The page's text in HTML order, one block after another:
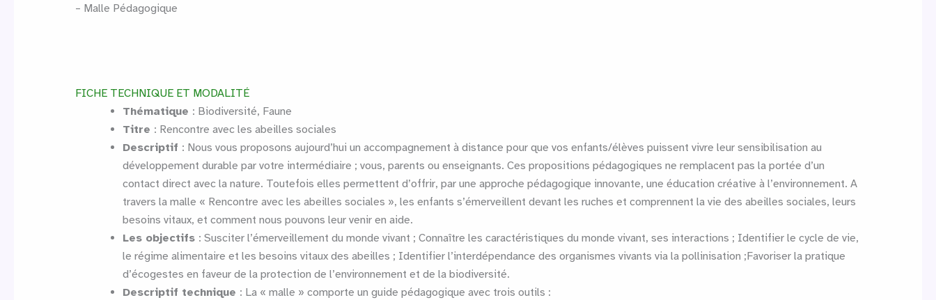
– Malle Pédagogique
FICHE TECHNIQUE ET MODALITÉ
Thématique : Biodiversité, Faune
Titre : Rencontre avec les abeilles sociales
Descriptif : Nous vous proposons aujourd’hui un accompagnement à distance pour que vos enfants/élèves puissent vivre leur sensibilisation au
développement durable par votre intermédiaire ; vous, parents ou enseignants. Ces propositions pédagogiques ne remplacent pas la portée d’un
contact direct avec la nature. Toutefois elles permettent d’offrir, par une approche pédagogique innovante, une éducation créative à l’environnement. A
travers la malle « Rencontre avec les abeilles sociales », les enfants s’émerveillent devant les ruches et comprennent la vie des abeilles sociales, leurs
besoins vitaux, et comment nous pouvons leur venir en aide.
Les objectifs : Susciter l’émerveillement du monde vivant ; Connaître les caractéristiques du monde vivant, ses interactions ; Identifier le cycle de vie,
le régime alimentaire et les besoins vitaux des abeilles ; Identifier l’interdépendance des organismes vivants via la pollinisation ;Favoriser la pratique
d’écogestes en faveur de la protection de l’environnement et de la biodiversité.
Descriptif technique : La « malle » comporte un guide pédagogique avec trois outils :